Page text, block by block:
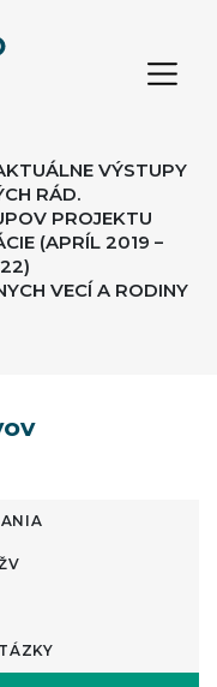
VÝSTUPY
RÁD.
PROJEKTU
(APRÍL 2019 –
VECÍ A RODINY